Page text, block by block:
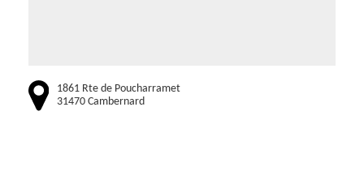
1861 Rte de Poucharramet
31470 Cambernard